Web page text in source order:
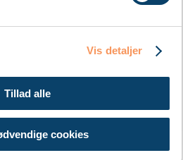
Vis detaljer
Tillad alle
cookies